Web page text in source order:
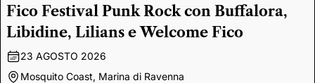
Fico Festival Punk Rock con Buffalora,
Libidine, Lilians e Welcome Fico
23 AGOSTO 2026
Mosquito Coast, Marina di Ravenna